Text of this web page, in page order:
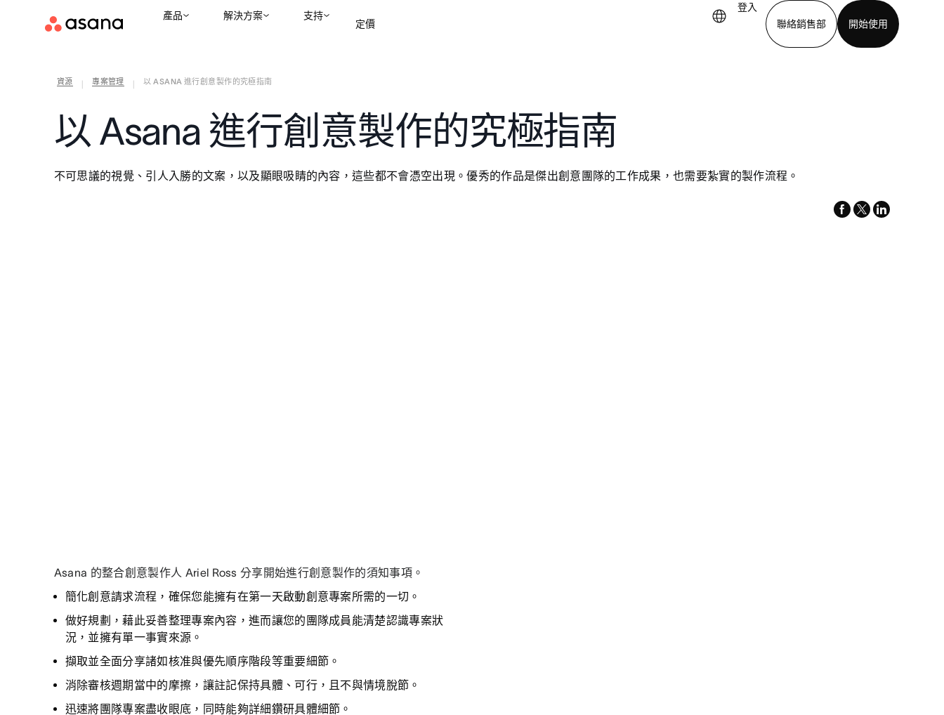
產品 解決方案 支持
定價
登入
聯絡銷售部
開始使用
資源 專案管理 以 ASANA 進行創意製作的究極指南
以 Asana 進行創意製作的究極指南
不可思議的視覺、引人入勝的文案，以及顯眼吸睛的內容，這些都不會憑空出現。優秀的作品是傑出創意團隊的工作成果，也需要紮實的製作流程。
facebook
x-
linkedin
Asana 的整合創意製作人 Ariel Ross 分享開始進行創意製作的須知事項。
簡化創意請求流程，確保您能擁有在第一天啟動創意專案所需的一切。
做好規劃，藉此妥善整理專案內容，進而讓您的團隊成員能清楚認識專案狀
況，並擁有單一事實來源。
擷取並全面分享諸如核准與優先順序階段等重要細節。
消除審核週期當中的摩擦，讓註記保持具體、可行，且不與情境脫節。
迅速將團隊專案盡收眼底，同時能夠詳細鑽研具體細節。